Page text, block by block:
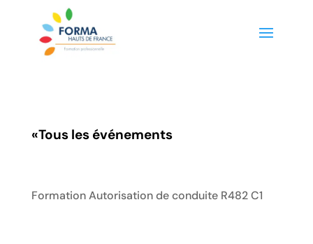
«Tous les événements
Formation Autorisation de conduite R482 C1